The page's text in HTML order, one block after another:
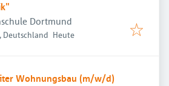
Dortmund
Deutschland Veröffentlicht
Heute
Wohnungsbau (m/w/d)